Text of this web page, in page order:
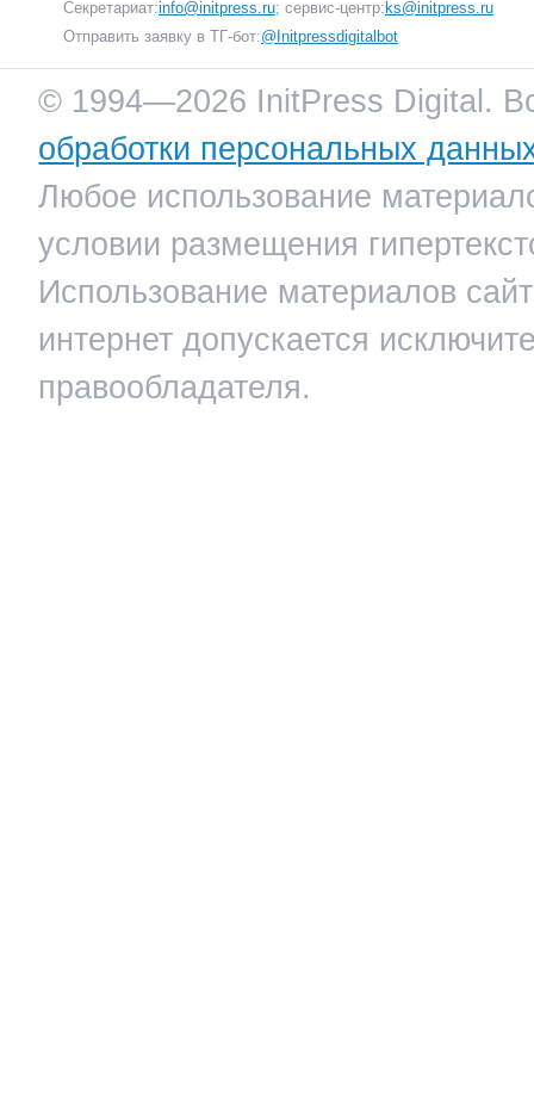
Секретариат:info@initpress.ru; сервис-центр: ks@initpress.ru
Отправить заявку в ТГ-бот:@Initpressdigitalbot
© 1994—2026 InitPress Digital.
обработки персональных
Любое использование
условии размещения
Использование материалов
интернет допускается
правообладателя.